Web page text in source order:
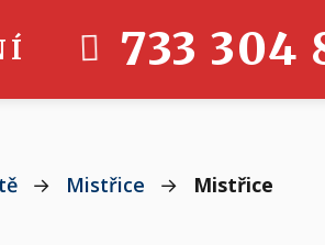
733 304
→ Mistřice → Mistřice